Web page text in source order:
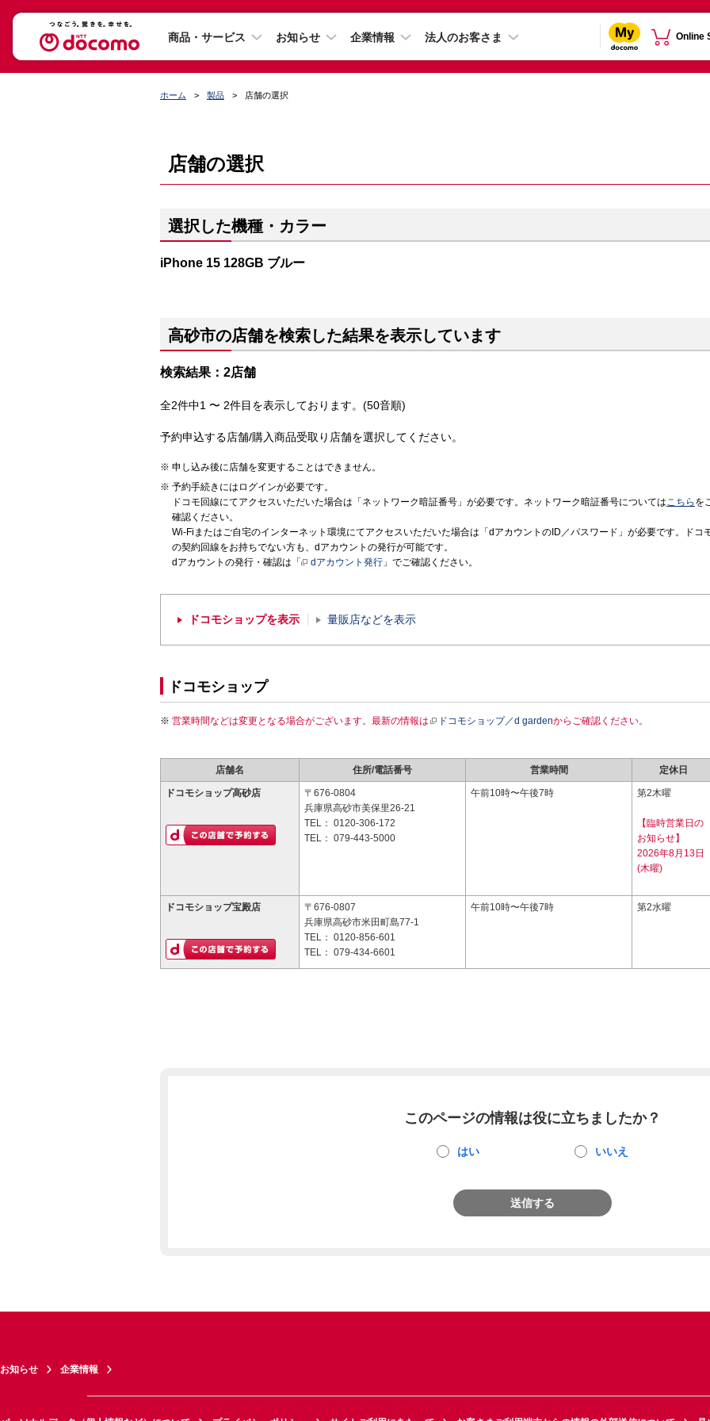
商品・サービス お知らせ 企業情報 法人のお客さま Online
ホーム 製品 店舗の選択
店舗の選択
選択した機種・カラー
iPhone 15 128GB ブルー
高砂市の店舗を検索した結果を表示しています
検索結果：2店舗
全2件中1 〜 2件目を表示しております。(50音順)
予約申込する店舗/購入商品受取り店舗を選択してください。
申し込み後に店舗を変更することはできません。
予約手続きにはログインが必要です。
ドコモ回線にてアクセスいただいた場合は「ネットワーク暗証番号」が必要です。ネットワーク暗証番号についてはこちら を
確認ください。
Wi-Fiまたはご自宅のインターネット環境にてアクセスいただいた場合は「dアカウントのID／パスワード」が必要です。ドコ
の契約回線をお持ちでない方も、dアカウントの発行が可能です。
dアカウントの発行・確認は「
dアカウント発行 」でご確認ください。
ドコモショップを表示 量販店などを表示
ドコモショップ
営業時間などは変更となる場合がございます。最新の情報は ドコモショップ／d gardenからご確認ください。
店舗名 住所/電話番号 営業時間 定休日
ドコモショップ高砂店
〒676-0804
兵庫県高砂市美保里26-21
TEL： 0120-306-172
TEL： 079-443-5000
午前10時〜午後7時 第2木曜
【臨時営業日の
お知らせ】
2026年8月13日
(木曜)
ドコモショップ宝殿店
〒676-0807
兵庫県高砂市米田町島77-1
TEL： 0120-856-601
TEL： 079-434-6601
午前10時〜午後7時 第2水曜
このページの情報は役に立ちましたか？
はい いいえ
送信する
お知らせ 企業情報